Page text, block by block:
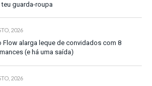
teu guarda-roupa
2026
Flow alarga leque de convidados com 8
(e há uma saída)
2026